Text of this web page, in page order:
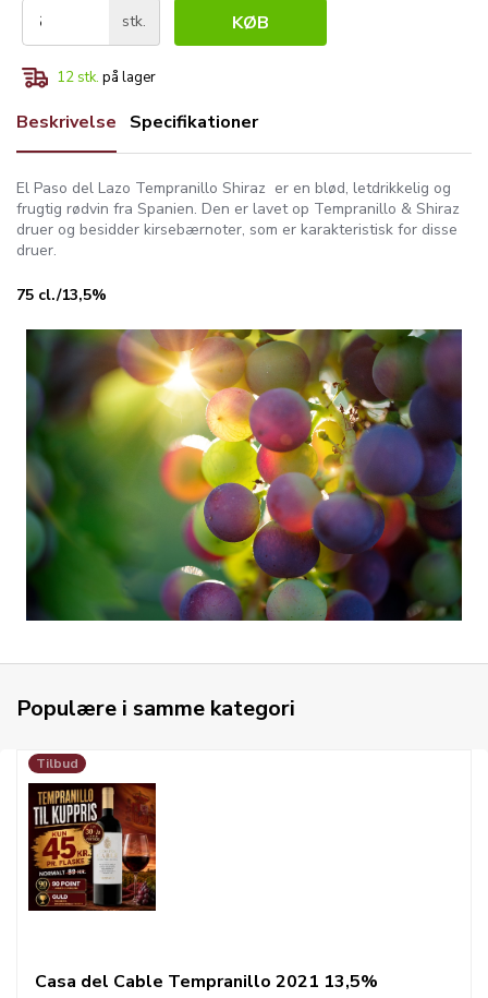
stk. KØB
12 stk. på lager
Beskrivelse Specifikationer
El Paso del Lazo Tempranillo Shiraz er en blød, letdrikkelig og
frugtig rødvin fra Spanien. Den er lavet op Tempranillo & Shiraz
druer og besidder kirsebærnoter, som er karakteristisk for disse
druer.
75 cl./13,5%
Populære i samme kategori
Tilbud
Casa del Cable Tempranillo 2021 13,5%